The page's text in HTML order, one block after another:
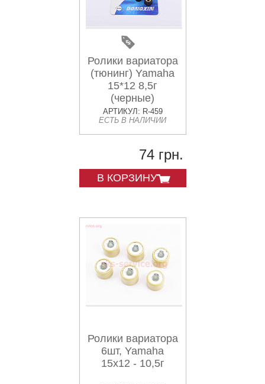
Ролики вариатора
(тюнинг) Yamaha
15*12 8,5г
(черные)
DONGXIN
АРТИКУЛ: R-459
ЕСТЬ В НАЛИЧИИ
74 грн.
В КОРЗИНУ
Ролики вариатора
6шт, Yamaha
15x12 - 10,5г